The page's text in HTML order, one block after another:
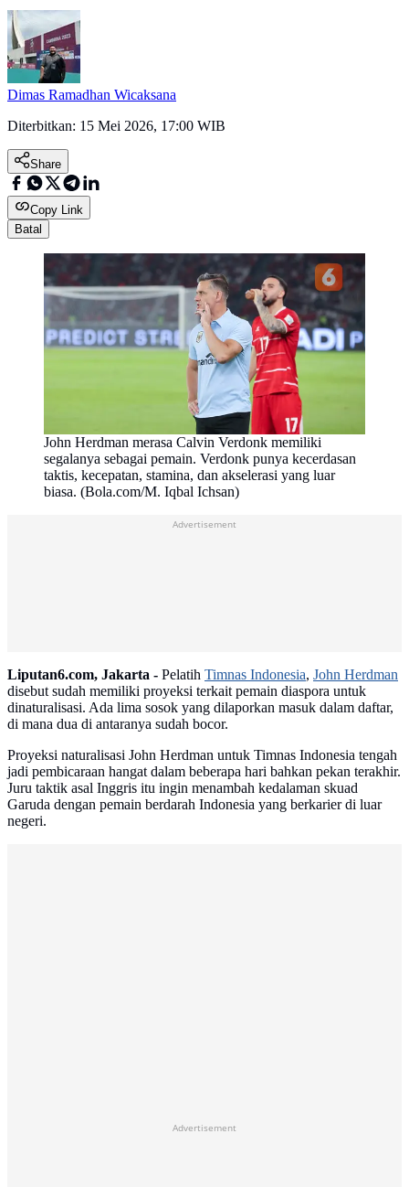
Dimas Ramadhan Wicaksana
Diterbitkan: 15 Mei 2026, 17:00 WIB
Share
Copy Link
Batal
John Herdman merasa Calvin Verdonk memiliki
segalanya sebagai pemain. Verdonk punya kecerdasan
taktis, kecepatan, stamina, dan akselerasi yang luar
biasa. (Bola.com/M. Iqbal Ichsan)
Advertisement
Liputan6.com, Jakarta - Pelatih Timnas Indonesia, John Herdman
disebut sudah memiliki proyeksi terkait pemain diaspora untuk
dinaturalisasi. Ada lima sosok yang dilaporkan masuk dalam daftar,
di mana dua di antaranya sudah bocor.
Proyeksi naturalisasi John Herdman untuk Timnas Indonesia tengah
jadi pembicaraan hangat dalam beberapa hari bahkan pekan terakhir.
Juru taktik asal Inggris itu ingin menambah kedalaman skuad
Garuda dengan pemain berdarah Indonesia yang berkarier di luar
negeri.
Advertisement